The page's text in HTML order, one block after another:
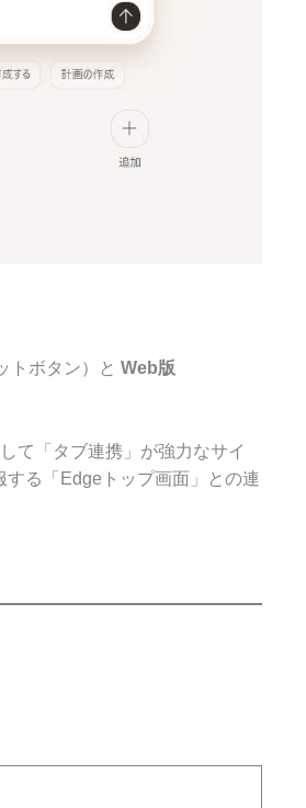
トボタン）と Web版
て「タブ連携」が強力なサイ
する「Edgeトップ画面」との連